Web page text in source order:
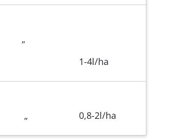
1-4l/ha
0,8-2l/ha